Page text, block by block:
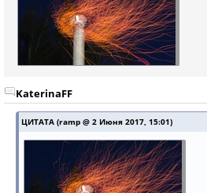
KaterinaFF
ЦИТАТА (ramp @ 2 Июня 2017, 15:01)